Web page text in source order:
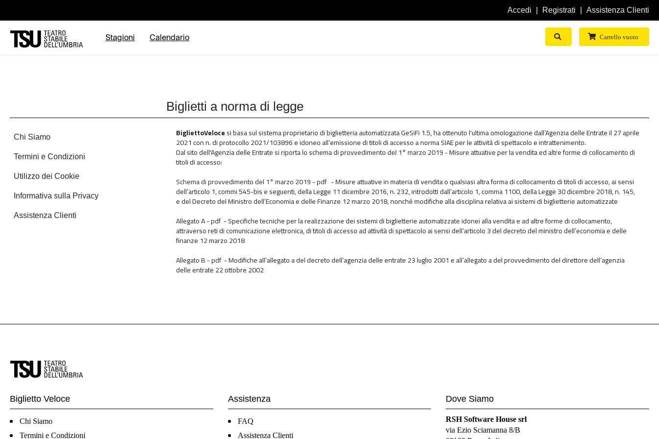
Accedi Registrati Assistenza Clienti
Stagioni Calendario Carrello vuoto
Mostra Ricerca
Chi Siamo
Termini e Condizioni
Utilizzo dei Cookie
Informativa sulla Privacy
Assistenza Clienti
Biglietti a norma di legge
BigliettoVeloce si basa sul sistema proprietario di biglietteria automatizzata GeSiFi 1.5, ha ottenuto l'ultima omologazione dall’Agenzia delle Entrate il 27 aprile
2021 con n. di protocollo 2021/103896 e idoneo all’emissione di titoli di accesso a norma SIAE per le attività di spettacolo e intrattenimento.
Dal sito dell'Agenzia delle Entrate si riporta lo schema di provvedimento del 1° marzo 2019 - Misure attuative per la vendita ed altre forme di collocamento di
titoli di accesso:
Schema di provvedimento del 1° marzo 2019 - pdf- Misure attuative in materia di vendita o qualsiasi altra forma di collocamento di titoli di accesso, ai sensi
dell’articolo 1, commi 545-bis e seguenti, della Legge 11 dicembre 2016, n. 232, introdotti dall’articolo 1, comma 1100, della Legge 30 dicembre 2018, n. 145,
e del Decreto del Ministro dell’Economia e delle Finanze 12 marzo 2018, nonché modifiche alla disciplina relativa ai sistemi di biglietterie automatizzate
Allegato A - pdf- Specifiche tecniche per la realizzazione dei sistemi di biglietterie automatizzate idonei alla vendita e ad altre forme di collocamento,
attraverso reti di comunicazione elettronica, di titoli di accesso ad attività di spettacolo ai sensi dell’articolo 3 del decreto del ministro dell’economia e delle
finanze 12 marzo 2018
Allegato B - pdf- Modifiche all’allegato a del decreto dell’agenzia delle entrate 23 luglio 2001 e all’allegato a del provvedimento del direttore dell’agenzia
delle entrate 22 ottobre 2002
Biglietto Veloce
Chi Siamo
Termini e Condizioni
Assistenza
FAQ
Assistenza Clienti
Dove Siamo
RSH Software House srl
via Ezio Sciamanna 8/B